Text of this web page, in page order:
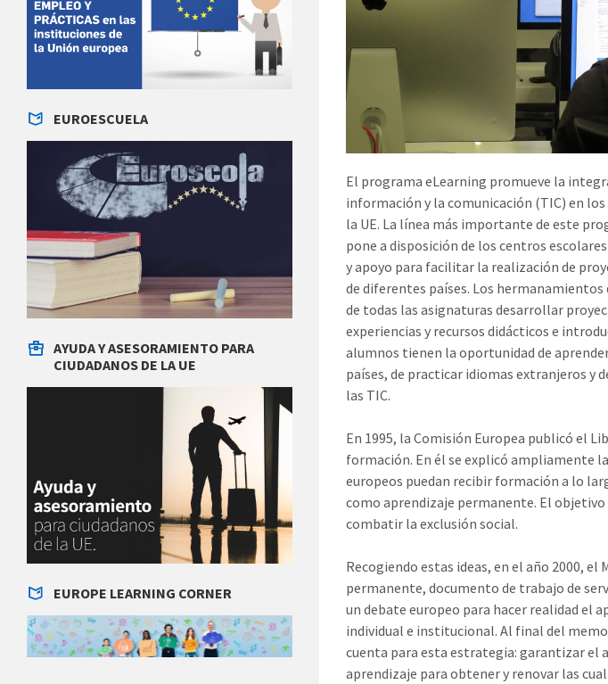
El programa eLearning promueve la
información y la comunicación (TIC) en
la UE. La línea más importante de este
pone a disposición de los centros
y apoyo para facilitar la realización de
de diferentes países. Los
de todas las asignaturas desarrollar
experiencias y recursos didácticos e
alumnos tienen la oportunidad de
países, de practicar idiomas extranjeros y
las TIC.
En 1995, la Comisión Europea publicó el
formación. En él se explicó ampliamente
europeos puedan recibir formación a lo
como aprendizaje permanente. El
combatir la exclusión social.
Recogiendo estas ideas, en el año 2000,
permanente, documento de trabajo de
un debate europeo para hacer realidad el
individual e institucional. Al final del
cuenta para esta estrategia: garantizar el
aprendizaje para obtener y renovar las
EUROESCUELA
AYUDA Y ASESORAMIENTO PARA
CIUDADANOS DE LA UE
EUROPE LEARNING CORNER